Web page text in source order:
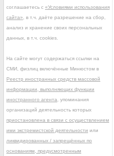
соглашаетесь с «Условиями использования
сайта» , в т.ч. даёте разрешение на сбор,
анализ и хранение своих персональных
данных, в т.ч. cookies.
На сайте могут содержаться ссылки на
СМИ, физлиц включённые Минюстом в
Реестр иностранных средств массовой
информации, выполняющих функции
иностранного агента , упоминания
организаций деятельность которых
приостановлена в связи с осуществлением
ими экстремистской деятельности или
ликвидированных / запрещённых по
основаниям, предусмотренным